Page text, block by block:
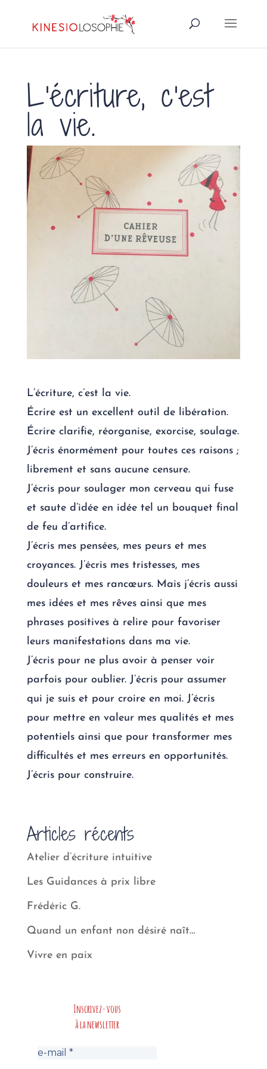
L’écriture, c’est
la vie.
L’écriture, c’est la vie.
Écrire est un excellent outil de libération.
Écrire clarifie, réorganise, exorcise, soulage.
J’écris énormément pour toutes ces raisons ;
librement et sans aucune censure.
J’écris pour soulager mon cerveau qui fuse
et saute d’idée en idée tel un bouquet final
de feu d’artifice.
J’écris mes pensées, mes peurs et mes
croyances. J’écris mes tristesses, mes
douleurs et mes rancœurs. Mais j’écris aussi
mes idées et mes rêves ainsi que mes
phrases positives à relire pour favoriser
leurs manifestations dans ma vie.
J’écris pour ne plus avoir à penser voir
parfois pour oublier. J’écris pour assumer
qui je suis et pour croire en moi. J’écris
pour mettre en valeur mes qualités et mes
potentiels ainsi que pour transformer mes
difficultés et mes erreurs en opportunités.
J’écris pour construire.
Articles récents
Atelier d’écriture intuitive
Les Guidances à prix libre
Frédéric G.
Quand un enfant non désiré naît…
Vivre en paix
Inscrivez-vous
à la newsletter